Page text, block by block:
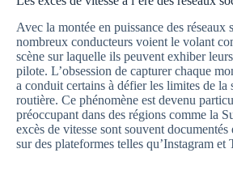
Avec la montée en puissance des réseaux
nombreux conducteurs voient le volant
scène sur laquelle ils peuvent exhiber
pilote. L’obsession de capturer chaque
a conduit certains à défier les limites de la
routière. Ce phénomène est devenu
préoccupant dans des régions comme la
excès de vitesse sont souvent documentés
sur des plateformes telles qu’Instagram et